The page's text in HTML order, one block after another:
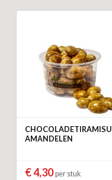
CHOCOLADETIRAMISU
AMANDELEN
€ 4,30per stuk